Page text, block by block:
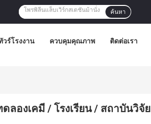
ค้นหา
วร์โรงงาน ควบคุมคุณภาพ ติดต่อเรา
ลองเคมี / โรงเรียน / สถาบันวิจัย